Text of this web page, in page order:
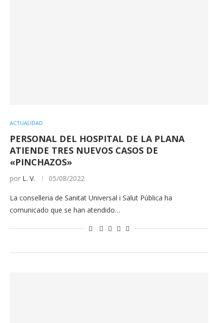
ACTUALIDAD
PERSONAL DEL HOSPITAL DE LA PLANA
ATIENDE TRES NUEVOS CASOS DE
«PINCHAZOS»
por L. V. 05/08/2022
La conselleria de Sanitat Universal i Salut Pública ha
comunicado que se han atendido…